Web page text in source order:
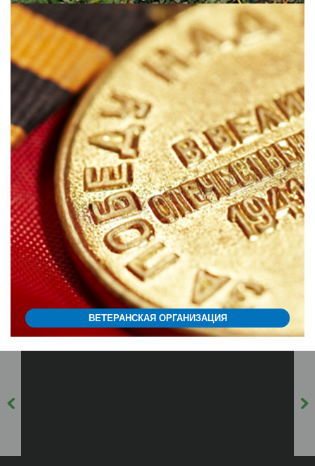
ВЕТЕРАНСКАЯ ОРГАНИЗАЦИЯ